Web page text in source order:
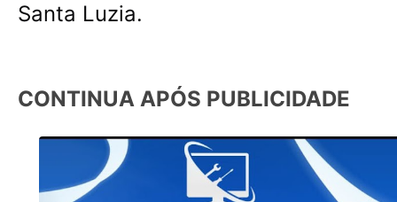
Santa Luzia.
CONTINUA APÓS PUBLICIDADE